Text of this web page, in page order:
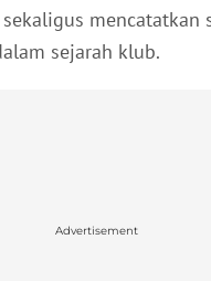
mencatatkan
sejarah klub.
Advertisement